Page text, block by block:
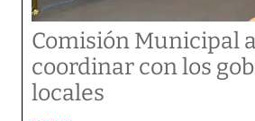
Comisión Municipal
coordinar con los
locales